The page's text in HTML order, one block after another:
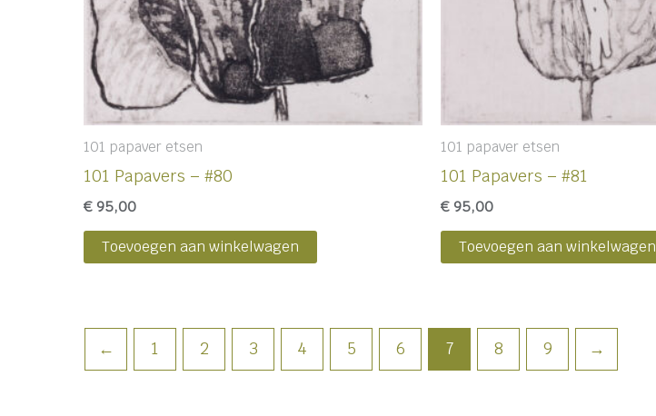
101 papaver etsen
101 Papavers – #80
€ 95,00
Toevoegen aan winkelwagen
101 papaver etsen
101 Papavers – #81
€ 95,00
Toevoegen aan winkelwagen
← 1 2 3 4 5 6 7 8 9 →